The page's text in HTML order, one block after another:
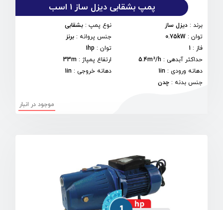
پمپ بشقابی دیزل ساز 1 اسب
برند : دیزل ساز نوع پمپ: بشقابی
توان :
0.75kW جنس پروانه : برنز
فاز :
1 توان:
1hp
حداکثر آبدهی :
5.4m³/h ارتفاع پمپاژ :
33m
دهانه ورودی :
1in دهانه خروجی :
1in
جنس بدنه : چدن
موجود در انبار